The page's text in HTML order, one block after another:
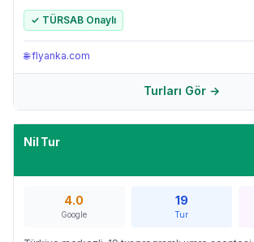
✓ TÜRSAB Onaylı
🌐flyanka.com
Turları Gör →
Nil Tur
4.0
Google
19
Tur